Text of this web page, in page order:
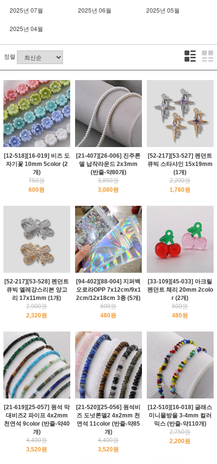
2025년 07월 2025년 06월 2025년 05월
2025년 04월
정렬
[12-518][16-019] 비즈 도
자기꽃 10mm 5color (2
개)
750원
600원
[21-407][26-006] 진주론
델 납작라운드 2x3mm
(반줄-약80개)
3,850원
3,080원
[52-217][53-527] 펜던트
큐빅 스타샤인 15x19mm
(1개)
2,200원
1,760원
[52-217][53-528] 펜던트
큐빅 엘레강스리본 양고
리 17x11mm (1개)
2,900원
2,320원
[94-402][88-004] 지퍼백
오로라OPP 7x12cm/9x1
2cm/12x18cm 3종 (5개)
600원
480원
[33-109][45-033] 아크릴
펜던트 체리 20mm 2colo
r (2개)
600원
480원
[21-619][25-057] 원석 막
대비즈2 파이프 4x2mm
천연석 9color (반줄-약40
개)
4,400원
3,520원
[21-520][25-056] 원석비
즈 도넛론델2 4x2mm 천
연석 11color (반줄-약85
개)
4,400원
3,520원
[12-510][16-018] 글래스
미니물방울 3-4mm 컬러
믹스 (반줄-약110개)
2,750원
2,200원